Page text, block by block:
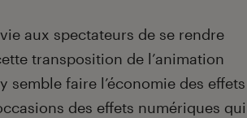
aux spectateurs de se rendre
transposition de l’animation
semble faire l’économie des effets
des effets numériques qui